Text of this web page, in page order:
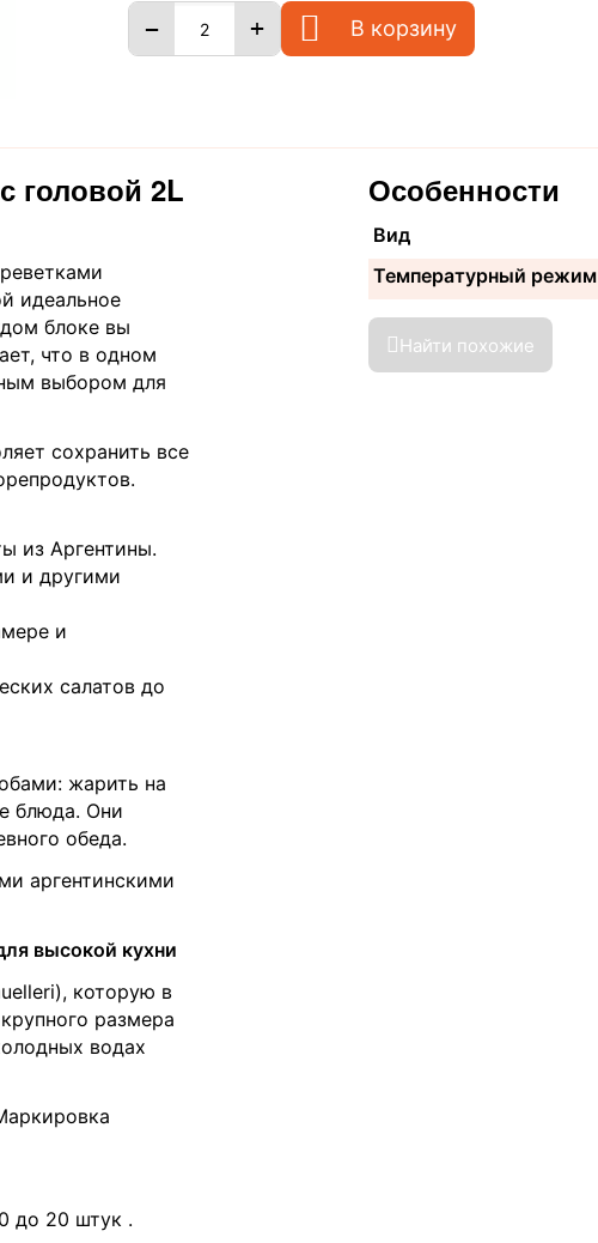
+
− В корзину
головой 2L
идеальное
блоке вы
что в одном
выбором для
сохранить все
из Аргентины.
и другими
и
салатов до
жарить на
блюда. Они
обеда.
аргентинскими
высокой кухни
которую в
размера
водах
до 20 штук .
Особенности
Вид
Температурный режим
Найти похожие